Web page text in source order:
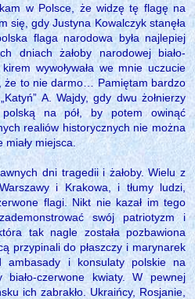
w Polsce, że widzę tę flagę na
się, gdy Justyna Kowalczyk stanęła
flaga narodowa była najlepiej
dniach żałoby narodowej biało-
wywoływała we mnie uczucie
że to nie darmo… Pamiętam bardzo
A. Wajdy, gdy dwu żołnierzy
na pół, by potem owinąć
realiów historycznych nie można
miały miejsca.
dni tragedii i żałoby. Wielu z
i Krakowa, i tłumy ludzi,
flagi. Nikt nie kazał im tego
swój patriotyzm i
tak nagle została pozbawiona
przypinali do płaszczy i marynarek
ambasady i konsulaty polskie na
biało-czerwone kwiaty. W pewnej
ich zabrakło. Ukraińcy, Rosjanie,